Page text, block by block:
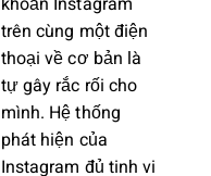
trên cùng một điện
thoại về cơ bản là
tự gây rắc rối cho
mình. Hệ thống
phát hiện của
Instagram đủ tinh vi